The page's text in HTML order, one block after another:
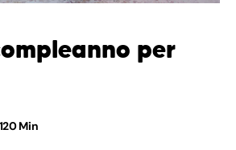
per
120 Min